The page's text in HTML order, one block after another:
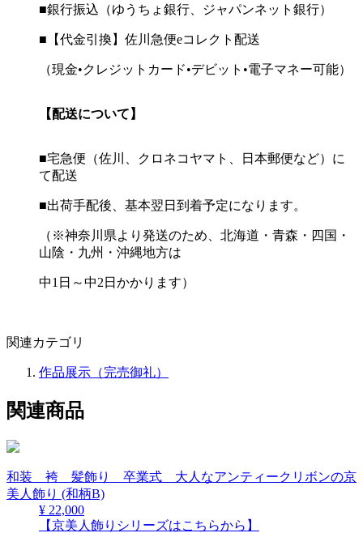
■銀行振込（ゆうちょ銀行、ジャパンネット銀行）
■【代金引換】佐川急便eコレクト配送
（現金•クレジットカード•デビット•電子マネー可能）
【配送について】
■宅急便（佐川、クロネコヤマト、日本郵便など）に
て配送
■出荷手配後、基本翌日到着予定になります。
（※神奈川県より発送のため、北海道・青森・四国・
山陰・九州・沖縄地方は
中1日～中2日かかります）
関連カテゴリ
作品展示（完売御礼）
関連商品
和装 袴 髪飾り 卒業式 大人なアンティークリボンの京
美人飾り (和柄B)
¥ 22,000
【京美人飾りシリーズはこちらから】